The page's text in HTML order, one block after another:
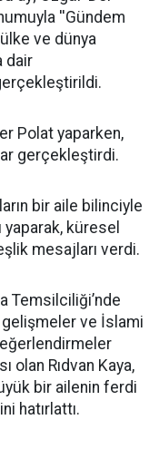
''Gündem
ve dünya
dair
Polat yaparken,
gerçekleştirdi.
bir aile bilinciyle
küresel
mesajları verdi.
Temsilciliği’nde
ve İslami
olan Rıdvan Kaya,
bir ailenin ferdi
hatırlattı.